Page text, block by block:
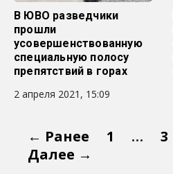
В ЮВО разведчики
прошли
усовершенствованную
специальную полосу
препятствий в горах
2 апреля 2021, 15:09
← Ранее 1 … 3
Далее →